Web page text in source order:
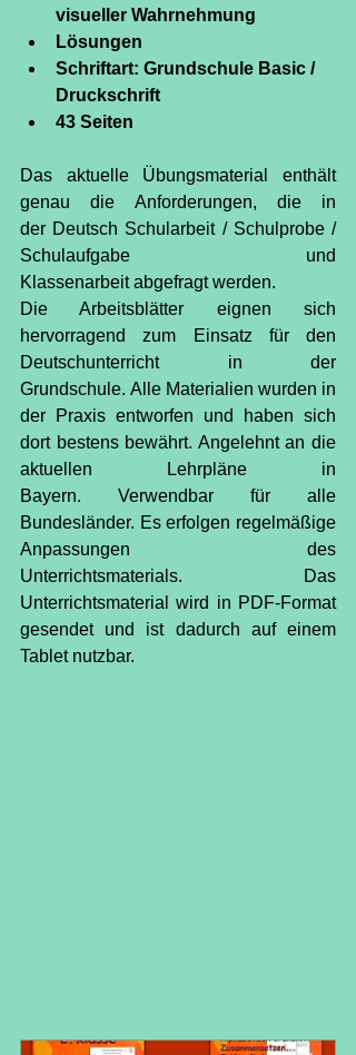
visueller Wahrnehmung
Lösungen
Schriftart: Grundschule Basic /
Druckschrift
43 Seiten
Das aktuelle Übungsmaterial enthält
genau die Anforderungen, die in
der Deutsch Schularbeit / Schulprobe /
Schulaufgabe und
Klassenarbeit abgefragt werden.
Die Arbeitsblätter eignen sich
hervorragend zum Einsatz für den
Deutschunterricht in der
Grundschule. Alle Materialien wurden in
der Praxis entworfen und haben sich
dort bestens bewährt. Angelehnt an die
aktuellen Lehrpläne in
Bayern. Verwendbar für alle
Bundesländer. Es erfolgen regelmäßige
Anpassungen des
Unterrichtsmaterials. Das
Unterrichtsmaterial wird in PDF-Format
gesendet und ist dadurch auf einem
Tablet nutzbar.